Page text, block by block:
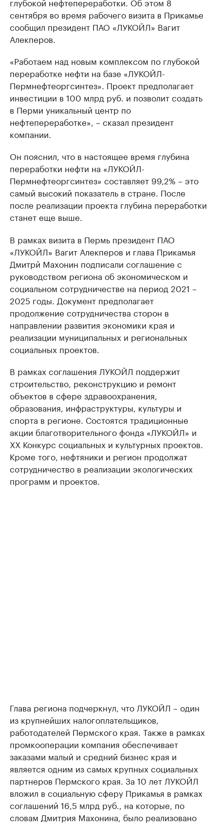
сентября во время рабочего визита в Прикамье
сообщил президент ПАО «ЛУКОЙЛ» Вагит
Алекперов.
«Работаем над новым комплексом по глубокой
переработке нефти на базе «ЛУКОЙЛ-
Пермнефтеоргсинтез». Проект предполагает
инвестиции в 100 млрд руб. и позволит создать
в Перми уникальный центр по
нефтепереработке», – сказал президент
компании.
Он пояснил, что в настоящее время глубина
переработки нефти на «ЛУКОЙЛ-
Пермнефтеоргсинтез» составляет 99,2% – это
самый высокий показатель в стране. После
после реализации проекта глубина переработки
станет еще выше.
В рамках визита в Пермь президент ПАО
«ЛУКОЙЛ» Вагит Алекперов и глава Прикамья
Дмитрй Махонин подписали соглашение с
руководством региона об экономическом и
социальном сотрудничестве на период 2021 –
2025 годы. Документ предполагает
продолжение сотрудничества сторон в
направлении развития экономики края и
реализации муниципальных и региональных
социальных проектов.
В рамках соглашения ЛУКОЙЛ поддержит
строительство, реконструкцию и ремонт
объектов в сфере здравоохранения,
образования, инфраструктуры, культуры и
спорта в регионе. Состоятся традиционные
акции благотворительного фонда «ЛУКОЙЛ» и
ХХ Конкурс социальных и культурных проектов.
Кроме того, нефтяники и регион продолжат
сотрудничество в реализации экологических
программ и проектов.
Глава региона подчеркнул, что ЛУКОЙЛ – один
из крупнейших налогоплательщиков,
работодателей Пермского края. Также в рамках
промкооперации компания обеспечивает
заказами малый и средний бизнес края и
является одним из самых крупных социальных
партнеров Пермского края. За 10 лет ЛУКОЙЛ
вложил в социальную сферу Прикамья в рамках
соглашений 16,5 млрд руб., на которые, по
словам Дмитрия Махонина, было реализовано